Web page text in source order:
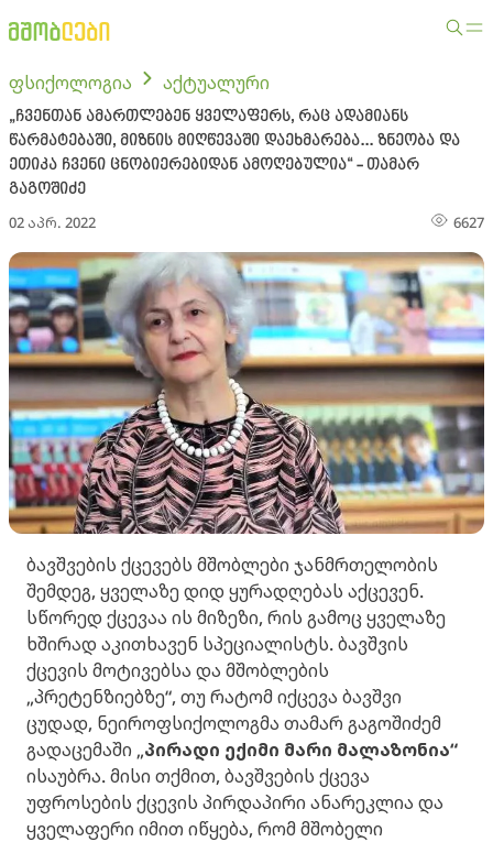
ფსიქოლოგია აქტუალური
„ჩვენთან ამართლებენ ყველაფერს, რაც ადამიანს
წარმატებაში, მიზნის მიღწევაში დაეხმარება... ზნეობა და
ეთიკა ჩვენი ცნობიერებიდან ამოღებულია“ - თამარ
გაგოშიძე
02 აპრ. 2022 6627
ბავშვების ქცევებს მშობლები ჯანმრთელობის
შემდეგ, ყველაზე დიდ ყურადღებას აქცევენ.
სწორედ ქცევაა ის მიზეზი, რის გამოც ყველაზე
ხშირად აკითხავენ სპეციალისტს. ბავშვის
ქცევის მოტივებსა და მშობლების
„პრეტენზიებზე“, თუ რატომ იქცევა ბავშვი
ცუდად, ნეიროფსიქოლოგმა თამარ გაგოშიძემ
გადაცემაში „პირადი ექიმი მარი მალაზონია“
ისაუბრა. მისი თქმით, ბავშვების ქცევა
უფროსების ქცევის პირდაპირი ანარეკლია და
ყველაფერი იმით იწყება, რომ მშობელი